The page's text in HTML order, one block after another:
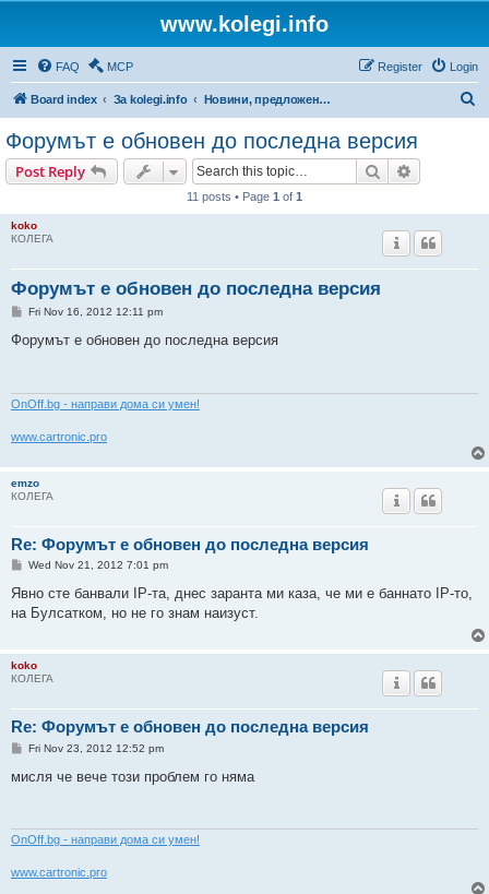
www.kolegi.info
FAQ MCP Login
Register
Board index За kolegi.info Новини, предложения и коментари за форума
Форумът е обновен до последна версия
Post Reply Search
11 posts • Page 1 of 1
koko
КОЛЕГА
Форумът е обновен до последна версия
P
s
Fri Nov 16, 2012 12:11 pm
Форумът е обновен до последна версия
ОnOff.bg - направи дома си умен!
www.cartronic.pro
emzo
КОЛЕГА
Re: Форумът е обновен до последна версия
P
s
Wed Nov 21, 2012 7:01 pm
Явно сте банвали IP-та, днес заранта ми каза, че ми е баннато IP-то,
на Булсатком, но не го знам наизуст.
koko
КОЛЕГА
Re: Форумът е обновен до последна версия
P
s
Fri Nov 23, 2012 12:52 pm
мисля че вече този проблем го няма
ОnOff.bg - направи дома си умен!
www.cartronic.pro